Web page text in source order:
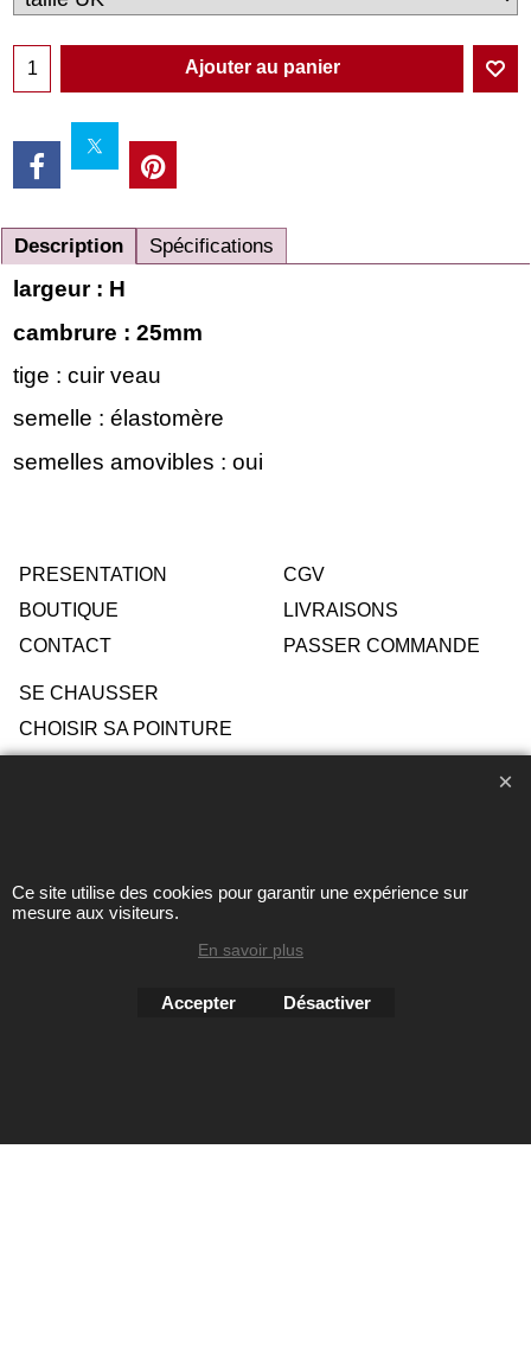
Ajouter au panier
Description Spécifications
largeur : H
cambrure : 25mm
tige : cuir veau
semelle : élastomère
semelles amovibles : oui
PRESENTATION
BOUTIQUE
CONTACT
CGV
LIVRAISONS
PASSER COMMANDE
SE CHAUSSER
CHOISIR SA POINTURE
Toute reproduction de textes, photos ou autres éléments des
sites Avril chausseur confort est strictement interdite sous
Ce site utilise des cookies pour garantir une expérience sur
mesure aux visiteurs.
En savoir plus
Accepter Désactiver